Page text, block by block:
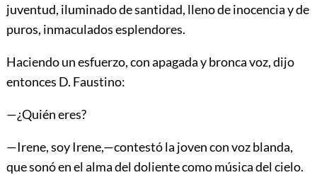
juventud, iluminado de santidad, lleno de inocencia y de
puros, inmaculados esplendores.
Haciendo un esfuerzo, con apagada y bronca voz, dijo
entonces D. Faustino:
—¿Quién eres?
—Irene, soy Irene,—contestó la joven con vozblanda,
que sonó en el alma del doliente como música del cielo.